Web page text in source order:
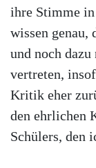
ihre Stimme
wissen genau,
und noch
vertreten,
Kritik eher
den ehrlichen
Schülers, den